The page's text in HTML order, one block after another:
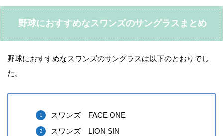
野球におすすめなスワンズのサングラスまとめ
野球におすすめなスワンズのサングラスは以下のとおりでし
た。
スワンズ FACE ONE
スワンズ LION SIN